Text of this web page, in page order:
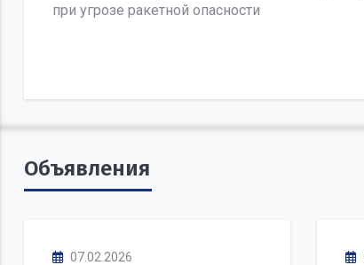
при угрозе ракетной опасности
Объявления
07.02.2026